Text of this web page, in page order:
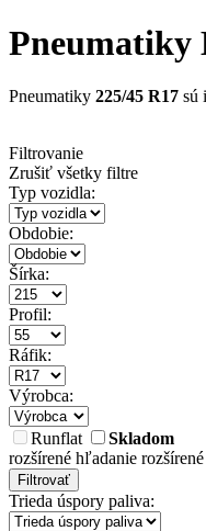
Pneumatiky
Pneumatiky 225/45 R17 sú
Filtrovanie
Zrušiť všetky filtre
Typ vozidla:
Obdobie:
Šírka:
Profil:
Ráfik:
Výrobca:
Runflat
Skladom
rozšírené hľadanie
Filtrovať
Trieda úspory paliva: